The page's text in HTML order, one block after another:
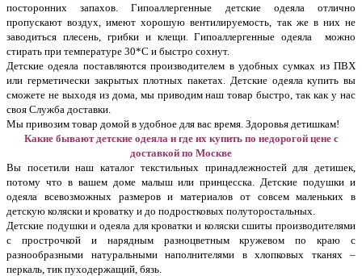
посторонних запахов. Гипоаллергенные детские одеяла отлично
пропускают воздух, имеют хорошую вентилируемость, так же в них не
заводиться плесень, грибки и клещи. Гипоаллергенные одеяла можно
стирать при температуре 30*С и быстро сохнут.
Детские одеяла поставляются производителем в удобных сумках из ПВХ
или герметически закрытых плотных пакетах. Детские одеяла купить вы
сможете не выходя из дома, мы приводим наш товар быстро, так как у нас
своя Служба доставки.
Мы привозим товар домой в удобное для вас время. Здоровья детишкам!
Какие бывают детские одеяла и где их купить по недорогой цене с
доставкой по Москве
Вы посетили наш каталог текстильных принадлежностей для детишек,
потому что в вашем доме малыш или принцесска. Детские подушки и
одеяла всевозможных размеров и материалов от совсем маленьких в
детскую коляски и кроватку и до подростковых полуторостальных.
Детские подушки и одеяла для кроватки и коляски сшиты производителями
с прострочкой и нарядным разноцветным кружевом по краю с
разнообразными натуральными наполнителями в хлопковых тканях –
перкаль, тик пуходержащий, бязь.